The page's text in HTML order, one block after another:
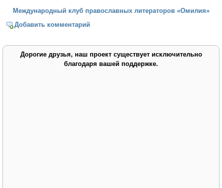
Международный клуб православных литераторов «Омилия»
Добавить комментарий
Дорогие друзья, наш проект существует исключительно
благодаря вашей поддержке.